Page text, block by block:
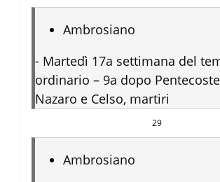
Ambrosiano
- Martedì 17a settimana del
ordinario – 9a dopo
Nazaro e Celso, martiri
29
Ambrosiano